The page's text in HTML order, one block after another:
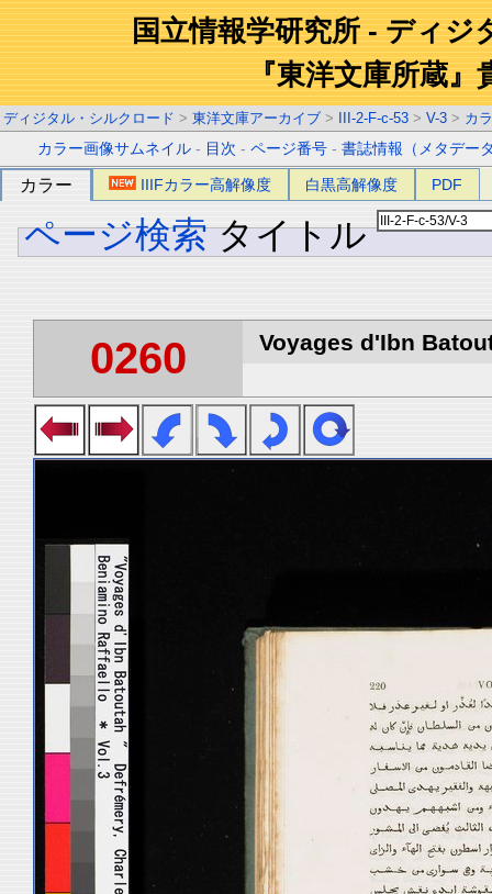
国立情報学研究所 - ディジ
『東洋文庫所蔵』
ディジタル・シルクロード > 東洋文庫アーカイブ > III-2-F-c-53 > V-3 > カ
カラー画像サムネイル - 目次 -ページ番号 -書誌情報（メタデー
カラー IIIFカラー高解像度 白黒高解像度 PDF
ページ検索 タイトル
0260 Voyages d'Ibn